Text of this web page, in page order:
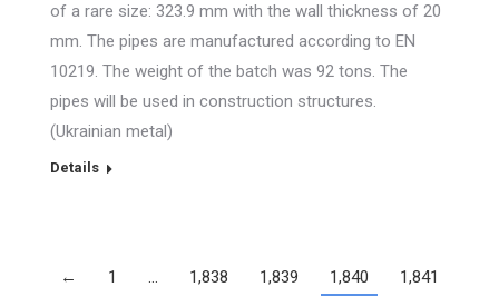
of a rare size: 323.9 mm with the wall thickness of 20
mm. The pipes are manufactured according to EN
10219. The weight of the batch was 92 tons. The
pipes will be used in construction structures.
(Ukrainian metal)
Details
← 1 … 1,838 1,839 1,840
1,841